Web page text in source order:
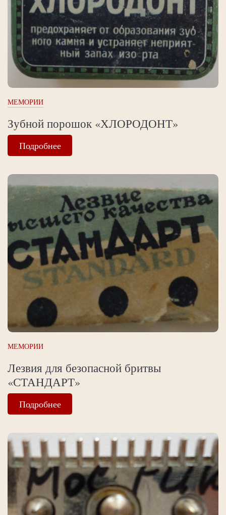
МЕМОРИИ
Зубной порошок «ХЛОРОДОНТ»
Подробнее
МЕМОРИИ
Лезвия для безопасной бритвы
«СТАНДАРТ»
Подробнее